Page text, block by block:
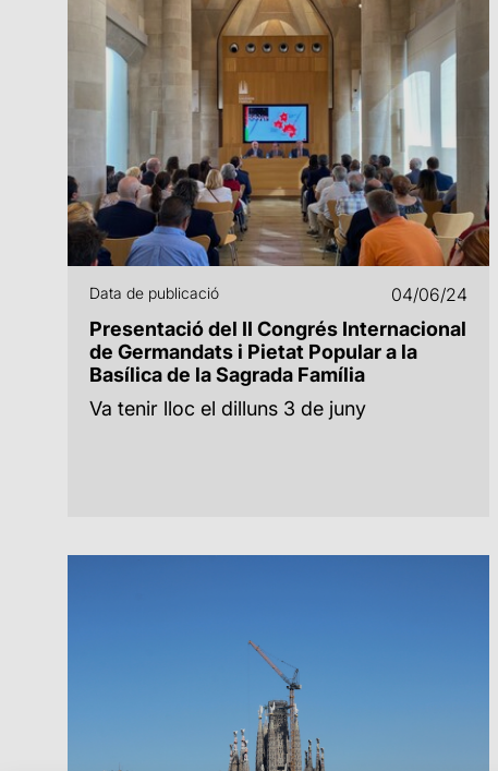
Data de publicació 04/06/24
Presentació del II Congrés Internacional
de Germandats i Pietat Popular a la
Basílica de la Sagrada Família
Va tenir lloc el dilluns 3 de juny